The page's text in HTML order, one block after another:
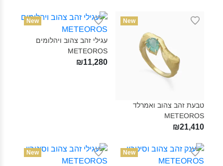
New
טבעת זהב צהוב ואמרלד
METEOROS‎
₪21,410
New
עגילי זהב צהוב ויהלומים
METEOROS‎
₪11,280
New
New